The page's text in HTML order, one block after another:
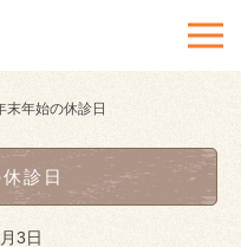
年始の休診日
診日
3日